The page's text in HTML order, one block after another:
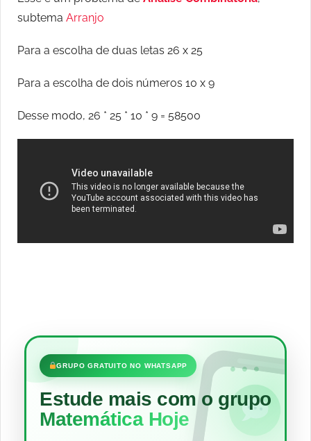
subtema Arranjo
Para a escolha de duas letas 26 x 25
Para a escolha de dois números 10 x 9
Desse modo, 26 * 25 * 10 * 9 = 58500
•••
GRUPO GRATUITO NO WHATSAPP
Estude mais com o grupo
Matemática Hoje